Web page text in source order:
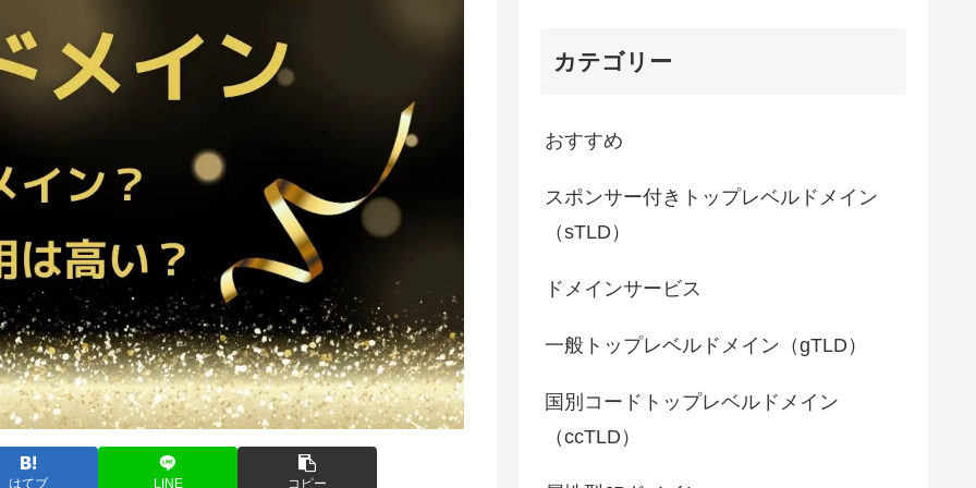
はてブ LINE コピー
カテゴリー
おすすめ
スポンサー付きトップレベルドメイン
（sTLD）
ドメインサービス
一般トップレベルドメイン（gTLD）
国別コードトップレベルドメイン
（ccTLD）